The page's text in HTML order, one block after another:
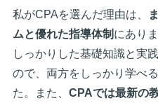
私がCPAを選んだ理由は、
ムと優れた指導体制 にあり
しっかりした基礎知識と実
ので、両方をしっかり学べ
た。また、 CPAでは最新の